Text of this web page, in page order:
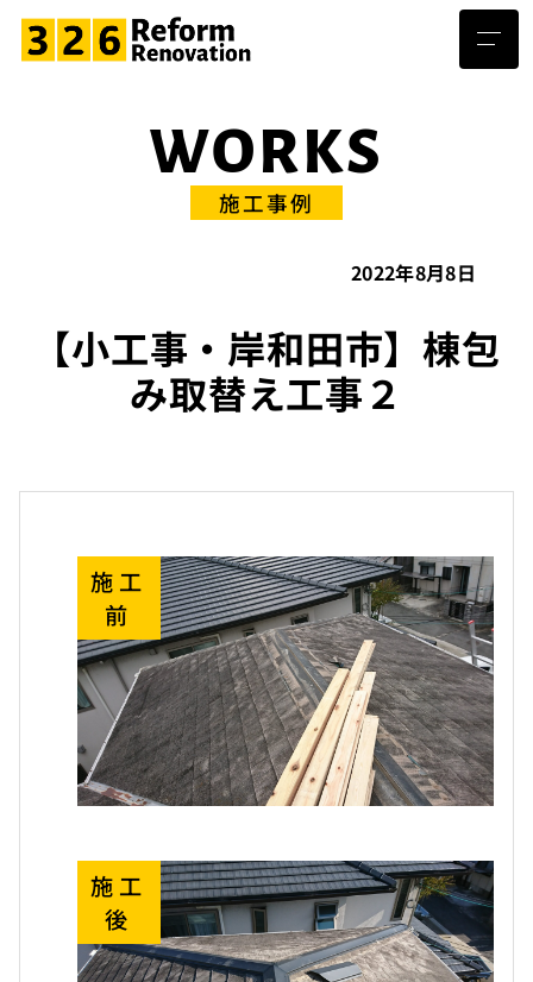
WORKS
施工事例
2022年8月8日
【小工事・岸和田市】棟包
み取替え工事２
施工
前
施工
後